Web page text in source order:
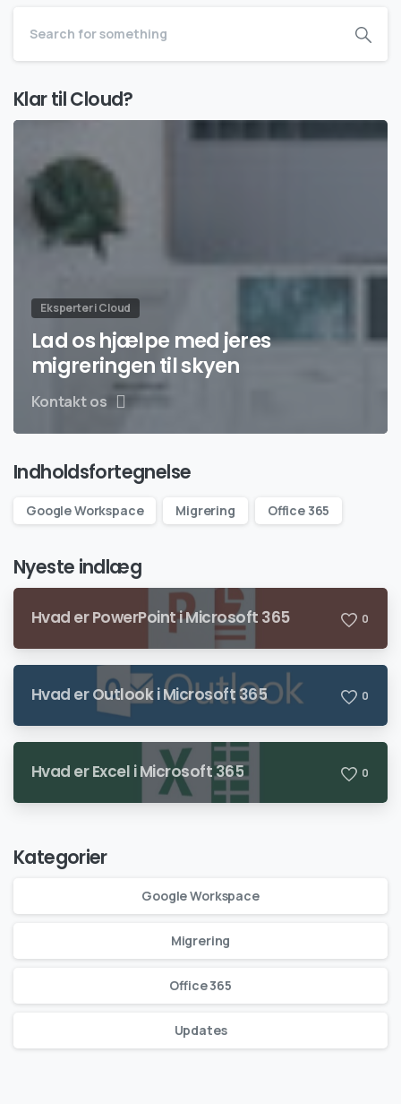
Klar til Cloud?
Eksperter i Cloud
Lad os hjælpe med jeres
migreringen til skyen
Kontakt os
Indholdsfortegnelse
Google Workspace Migrering Office 365
Nyeste indlæg
Hvad er PowerPoint i Microsoft 365 0
Hvad er Outlook i Microsoft 365 0
Hvad er Excel i Microsoft 365 0
Kategorier
Google Workspace
Migrering
Office 365
Updates